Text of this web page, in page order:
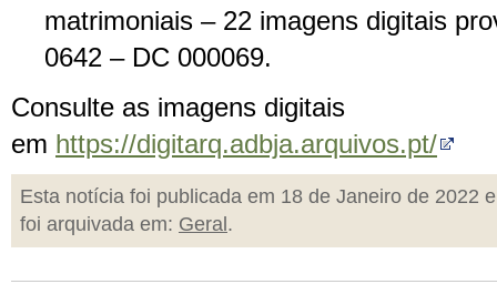
matrimoniais – 22 imagens digitais
0642 – DC 000069.
Consulte as imagens digitais
em https://digitarq.adbja.arquivos.pt/
Esta notícia foi publicada em 18 de Janeiro de 2022 e
foi arquivada em: Geral .